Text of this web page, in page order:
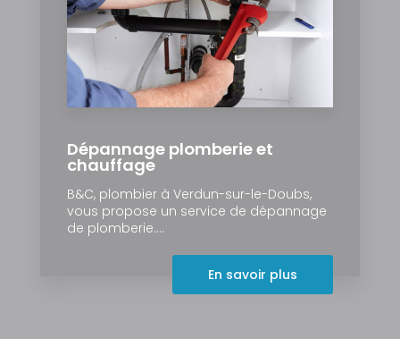
Dépannage plomberie et
chauffage
B&C, plombier à Verdun-sur-le-Doubs,
vous propose un service de dépannage
de plomberie....
En savoir plus